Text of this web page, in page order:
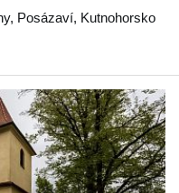
, Posázaví, Kutnohorsko